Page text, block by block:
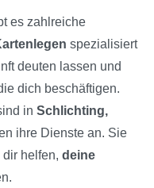
es zahlreiche
spezialisiert
deuten lassen und
dich beschäftigen.
in Schlichting,
ihre Dienste an. Sie
helfen, deine